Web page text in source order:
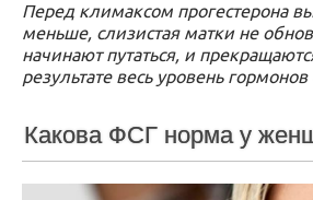
Перед климаксом прогестерона
меньше, слизистая матки не
начинают путаться, и
результате весь уровень гормонов
Какова ФСГ норма у